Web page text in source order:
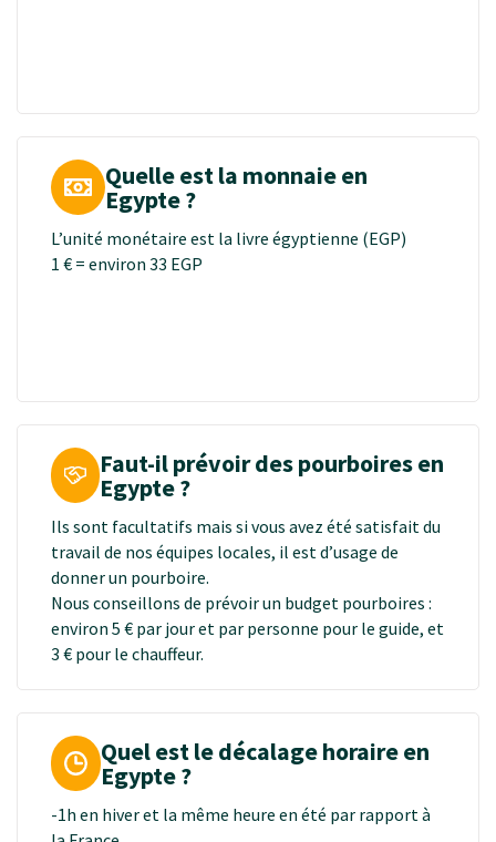
Quelle est la monnaie en
Egypte ?
L’unité monétaire est la livre égyptienne (EGP)
1 € = environ 33 EGP
Faut-il prévoir des pourboires en
Egypte ?
Ils sont facultatifs mais si vous avez été satisfait du
travail de nos équipes locales, il est d’usage de
donner un pourboire.
Nous conseillons de prévoir un budget pourboires :
environ 5 € par jour et par personne pour le guide, et
3 € pour le chauffeur.
Quel est le décalage horaire en
Egypte ?
-1h en hiver et la même heure en été par rapport à